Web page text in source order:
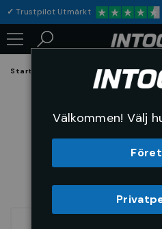
✓Trustpilot Utmärkt
Startsida Hållande och
Välkommen! Välj